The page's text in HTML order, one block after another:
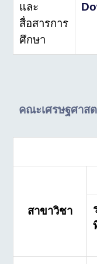
และ
สื่อสารการ
ศึกษา
คณะเศรษฐศาส
สาขาวิชา